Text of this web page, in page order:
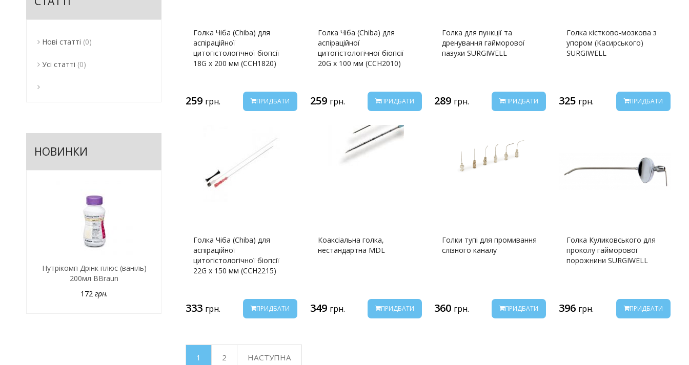
Голка Чіба (Chiba) для
аспіраційної
цитогістологічної біопсії
18G x 200 мм (CCH1820)
259 грн. ПРИДБАТИ
Голка Чіба (Chiba) для
аспіраційної
цитогістологічної біопсії
20G x 100 мм (CCH2010)
259 грн. ПРИДБАТИ
Голка для пункції та
дренування гайморової
пазухи SURGIWELL
289 грн. ПРИДБАТИ
Голка кістково-мозкова з
упором (Касирського)
SURGIWELL
325 грн. ПРИДБАТИ
Голка Чіба (Chiba) для
аспіраційної
цитогістологічної біопсії
22G x 150 мм (CCH2215)
333 грн. ПРИДБАТИ
Коаксіальна голка,
нестандартна MDL
349 грн. ПРИДБАТИ
Голки тупі для промивання
слізного каналу
360 грн. ПРИДБАТИ
Голка Куликовського для
проколу гайморової
порожнини SURGIWELL
396 грн. ПРИДБАТИ
1 2 НАСТУПНА
Нові статті (0)
Усі статті (0)
НОВИНКИ
Нутрікомп Дрінк плюс (ваніль)
200мл BBraun
172 грн.